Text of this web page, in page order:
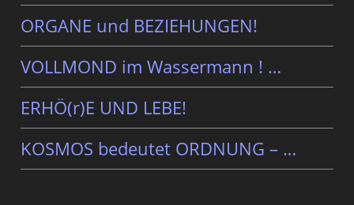
ORGANE und BEZIEHUNGEN!
VOLLMOND im Wassermann ! …
ERHÖ(r)E UND LEBE!
KOSMOS bedeutet ORDNUNG – …